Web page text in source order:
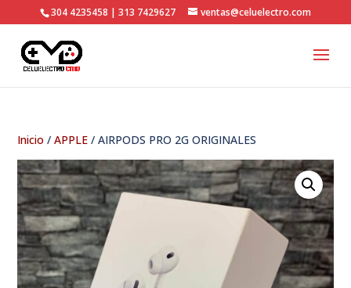
304 4235458 | 313 7429627 ventas@celuelectro.com
Inicio /APPLE / AIRPODS PRO 2G ORIGINALES